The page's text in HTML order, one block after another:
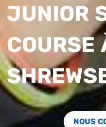
JUNIOR
COURSE
NOUS